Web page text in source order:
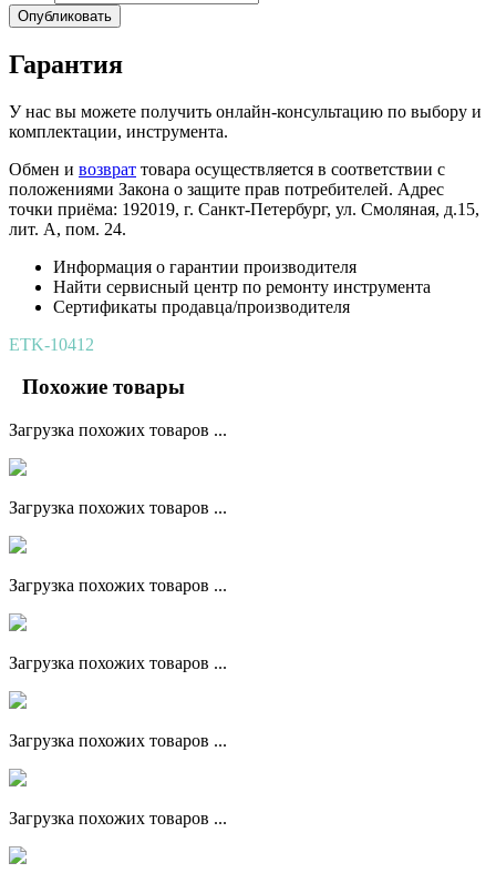
Опубликовать
Гарантия
У нас вы можете получить онлайн-консультацию по выбору и
комплектации, инструмента.
Обмен и возврат товара осуществляется в соответствии с
положениями Закона о защите прав потребителей. Адрес
точки приёма: 192019, г. Санкт-Петербург, ул. Смоляная, д.15,
лит. А, пом. 24.
Информация о гарантии производителя
Найти сервисный центр по ремонту инструмента
Сертификаты продавца/производителя
ETK-10412
Похожие товары
Загрузка похожих товаров ...
Загрузка похожих товаров ...
Загрузка похожих товаров ...
Загрузка похожих товаров ...
Загрузка похожих товаров ...
Загрузка похожих товаров ...